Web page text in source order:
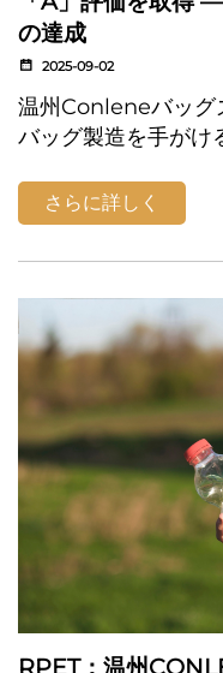
の達成
2025-09-02
温州Conleneバッグ
バッグ製造を手がけ
す。2025年7月22
ループ）が実施した
ました。
さらに詳しく
RPET：温州